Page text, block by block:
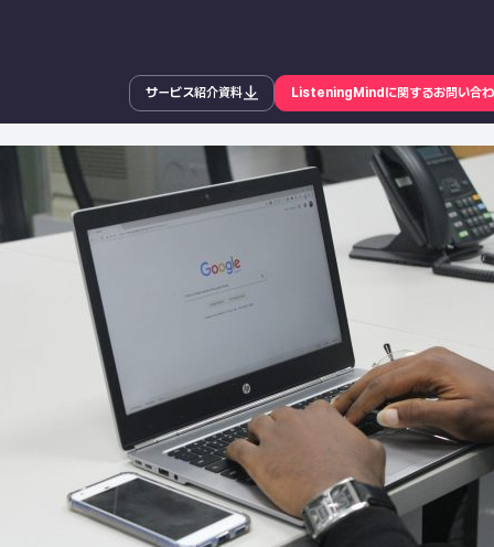
サービス紹介資料 ListeningMindに関するお問い合